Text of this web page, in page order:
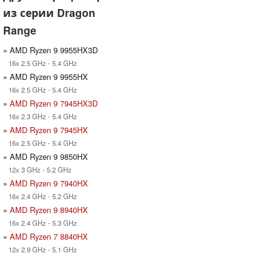
из серии Dragon
Range
» AMD Ryzen 9 9955HX3D
16x 2.5 GHz - 5.4 GHz
» AMD Ryzen 9 9955HX
16x 2.5 GHz - 5.4 GHz
» AMD Ryzen 9 7945HX3D
16x 2.3 GHz - 5.4 GHz
» AMD Ryzen 9 7945HX
16x 2.5 GHz - 5.4 GHz
» AMD Ryzen 9 9850HX
12x 3 GHz - 5.2 GHz
» AMD Ryzen 9 7940HX
16x 2.4 GHz - 5.2 GHz
» AMD Ryzen 9 8940HX
16x 2.4 GHz - 5.3 GHz
» AMD Ryzen 7 8840HX
12x 2.9 GHz - 5.1 GHz